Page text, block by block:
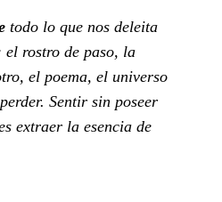
todo lo que nos deleita
el rostro de paso, la
el poema, el universo
Sentir sin poseer
extraer la esencia de